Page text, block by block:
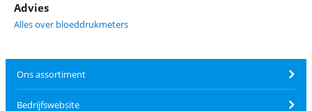
Advies
Alles over bloeddrukmeters
Ons assortiment
Bedrijfswebsite